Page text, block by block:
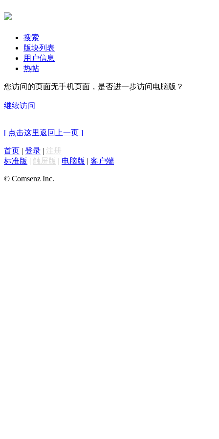
搜索
版块列表
用户信息
热帖
您访问的页面无手机页面，是否进一步访问电脑版？
继续访问
[ 点击这里返回上一页 ]
首页 | 登录 | 注册
标准版 | 触屏版 | 电脑版 | 客户端
© Comsenz Inc.